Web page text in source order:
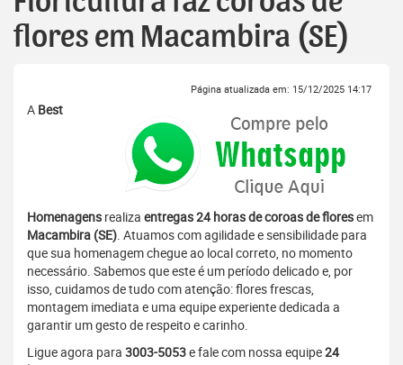
flores em Macambira (SE)
Página atualizada em: 15/12/2025 14:17
A Best
Homenagens realiza entregas 24 horas de coroas de floresem
Macambira (SE). Atuamos com agilidade e sensibilidade para
que sua homenagem chegue ao local correto, no momento
necessário. Sabemos que este é um período delicado e, por
isso, cuidamos de tudo com atenção: flores frescas,
montagem imediata e uma equipe experiente dedicada a
garantir um gesto de respeito e carinho.
Ligue agora para 3003-5053e fale com nossa equipe24